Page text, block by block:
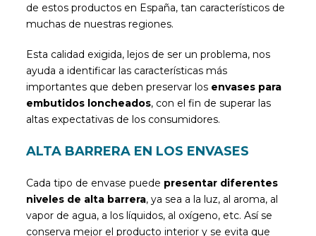
de estos productos en España, tan característicos de
muchas de nuestras regiones.
Esta calidad exigida, lejos de ser un problema, nos
ayuda a identificar las características más
importantes que deben preservar los envases para
embutidos loncheados, con el fin de superar las
altas expectativas de los consumidores.
ALTA BARRERA EN LOS ENVASES
Cada tipo de envase puede presentar diferentes
niveles de alta barrera, ya sea a la luz, al aroma, al
vapor de agua, a los líquidos, al oxígeno, etc. Así se
conserva mejor el producto interior y se evita que